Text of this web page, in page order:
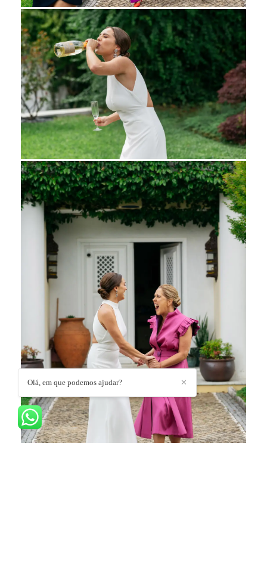
✕
Olá, em que podemos ajudar?